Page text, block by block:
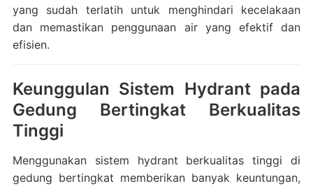
yang sudah terlatih untuk menghindari kecelakaan
dan memastikan penggunaan air yang efektif dan
efisien.
Keunggulan Sistem Hydrant pada
Gedung Bertingkat Berkualitas
Tinggi
Menggunakan sistem hydrant berkualitas tinggi di
gedung bertingkat memberikan banyak keuntungan,